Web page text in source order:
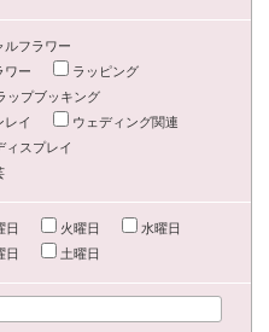
ルフラワー
ワー
ラッピング
ップブッキング
レイ
ウェディング関連
ィスプレイ
日 火曜日
水曜日
日 土曜日